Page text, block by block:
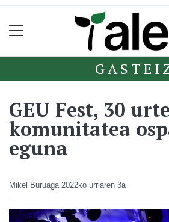
GEU Fest, 30
komunitatea
eguna
Mikel Buruaga 2022ko urriaren 3a